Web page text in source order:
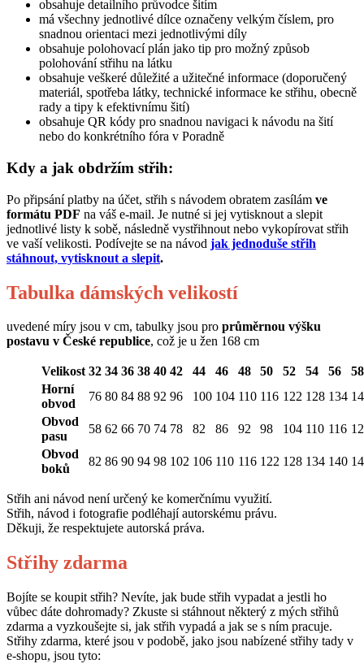
obsahuje detailního průvodce šitím
má všechny jednotlivé dílce označeny velkým číslem, pro
snadnou orientaci mezi jednotlivými díly
obsahuje polohovací plán jako tip pro možný způsob
polohování střihu na látku
obsahuje veškeré důležité a užitečné informace (doporučený
materiál, spotřeba látky, technické informace ke střihu, obecně
rady a tipy k efektivnímu šití)
obsahuje QR kódy pro snadnou navigaci k návodu na šití
nebo do konkrétního fóra v Poradně
Kdy a jak obdržím střih:
Po připsání platby na účet, střih s návodem obratem zasílám ve
formátu PDF na váš e-mail. Je nutné si jej vytisknout a slepit
jednotlivé listy k sobě, následně vystřihnout nebo vykopírovat střih
ve vaší velikosti. Podívejte se na návod jak jednoduše střih
stáhnout, vytisknout a slepit.
Tabulka dámských velikostí
uvedené míry jsou v cm, tabulky jsou pro průměrnou výšku
postavu v České republice, což je u žen 168 cm
Velikost 32 34 36 38 40 42 44 46 48 50 52 54 56
58
Horní
obvod
76 80 84 88 92 96 100 104 110 116 122 128 134
Obvod
pasu
58 62 66 70 74 78 82 86 92 98 104 110 116
Obvod
boků
82 86 90 94 98 102 106 110 116 122 128 134 140
Střih ani návod není určený ke komerčnímu využití.
Střih, návod i fotografie podléhají autorskému právu.
Děkuji, že respektujete autorská práva.
Střihy zdarma
Bojíte se koupit střih? Nevíte, jak bude střih vypadat a jestli ho
vůbec dáte dohromady? Zkuste si stáhnout některý z mých střihů
zdarma a vyzkoušejte si, jak střih vypadá a jak se s ním pracuje.
Střihy zdarma, které jsou v podobě, jako jsou nabízené střihy tady v
e-shopu, jsou tyto: